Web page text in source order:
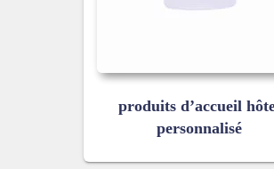
produits d’accueil
personnalisé